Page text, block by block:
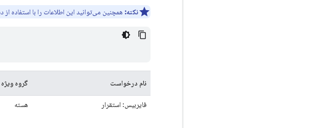
نکته: همچنین می‌توانید این اطلاعات را با استفاده
نام درخواست گروه ویژه
فایربیس: استقرار هسته